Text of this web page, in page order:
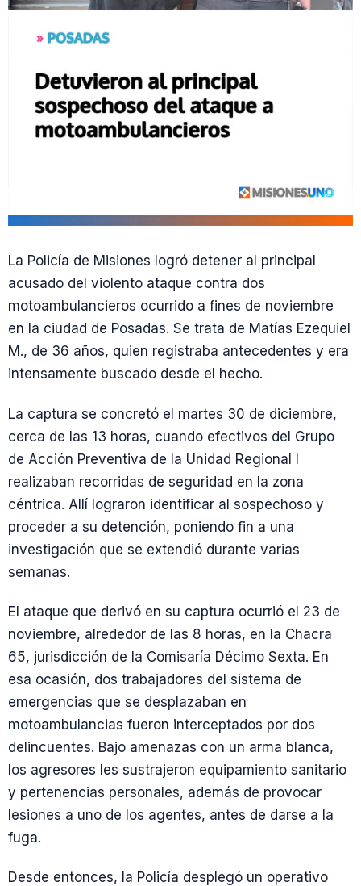
La Policía de Misiones logró detener al principal
acusado del violento ataque contra dos
motoambulancieros ocurrido a fines de noviembre
en la ciudad de Posadas. Se trata de Matías Ezequiel
M., de 36 años, quien registraba antecedentes y era
intensamente buscado desde el hecho.
La captura se concretó el martes 30 de diciembre,
cerca de las 13 horas, cuando efectivos del Grupo
de Acción Preventiva de la Unidad Regional I
realizaban recorridas de seguridad en la zona
céntrica. Allí lograron identificar al sospechoso y
proceder a su detención, poniendo fin a una
investigación que se extendió durante varias
semanas.
El ataque que derivó en su captura ocurrió el 23 de
noviembre, alrededor de las 8 horas, en la Chacra
65, jurisdicción de la Comisaría Décimo Sexta. En
esa ocasión, dos trabajadores del sistema de
emergencias que se desplazaban en
motoambulancias fueron interceptados por dos
delincuentes. Bajo amenazas con un arma blanca,
los agresores les sustrajeron equipamiento sanitario
y pertenencias personales, además de provocar
lesiones a uno de los agentes, antes de darse a la
fuga.
Desde entonces, la Policía desplegó un operativo